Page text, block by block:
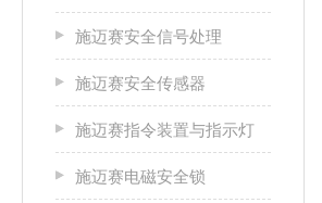
施迈赛安全信号处理
施迈赛安全传感器
施迈赛指令装置与指示灯
施迈赛电磁安全锁